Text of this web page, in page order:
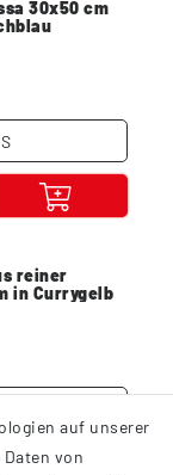
30x50 cm
reiner
in Currygelb
auf unserer
von